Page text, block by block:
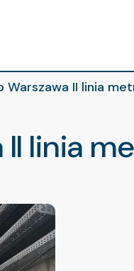
Warszawa II linia
linia